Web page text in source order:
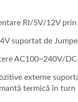
RI/5V/12V
suportat de
AC100~240V/
externe
termică în turn